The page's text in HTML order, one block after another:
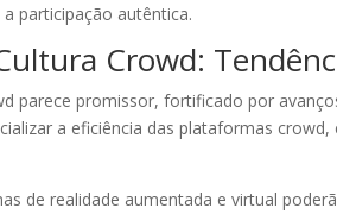
participação autêntica.
Crowd:
parece promissor, fortificado por
a eficiência das plataformas
de realidade aumentada e virtual